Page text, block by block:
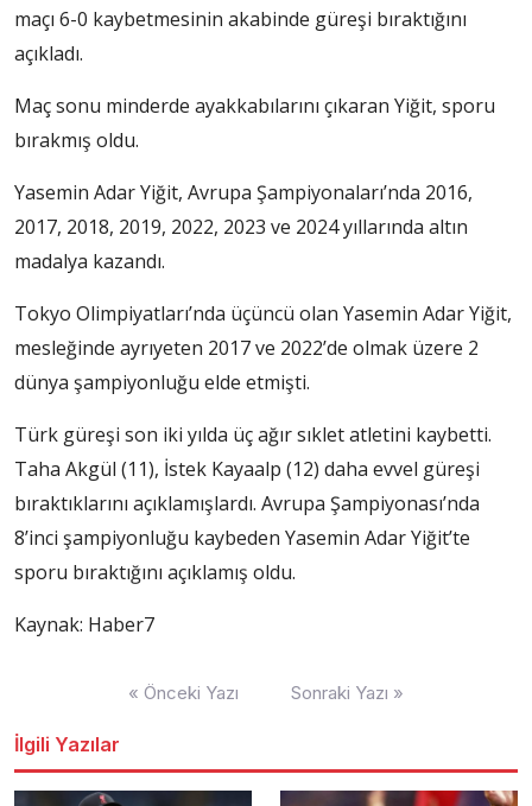
maçı 6-0 kaybetmesinin akabinde güreşi bıraktığını
açıkladı.
Maç sonu minderde ayakkabılarını çıkaran Yiğit, sporu
bırakmış oldu.
Yasemin Adar Yiğit, Avrupa Şampiyonaları’nda 2016,
2017, 2018, 2019, 2022, 2023 ve 2024 yıllarında altın
madalya kazandı.
Tokyo Olimpiyatları’nda üçüncü olan Yasemin Adar Yiğit,
mesleğinde ayrıyeten 2017 ve 2022’de olmak üzere 2
dünya şampiyonluğu elde etmişti.
Türk güreşi son iki yılda üç ağır sıklet atletini kaybetti.
Taha Akgül (11), İstek Kayaalp (12) daha evvel güreşi
bıraktıklarını açıklamışlardı. Avrupa Şampiyonası’nda
8’inci şampiyonluğu kaybeden Yasemin Adar Yiğit’te
sporu bıraktığını açıklamış oldu.
Kaynak: Haber7
« Önceki Yazı Sonraki Yazı »
İlgili Yazılar